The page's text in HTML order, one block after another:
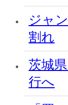
ジャ
割れ
茨城
行へ